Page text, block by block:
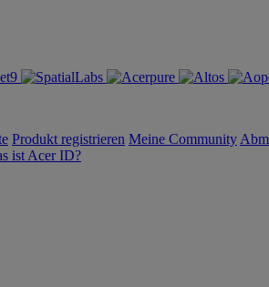
Produkt registrieren Meine Community
ist Acer ID?